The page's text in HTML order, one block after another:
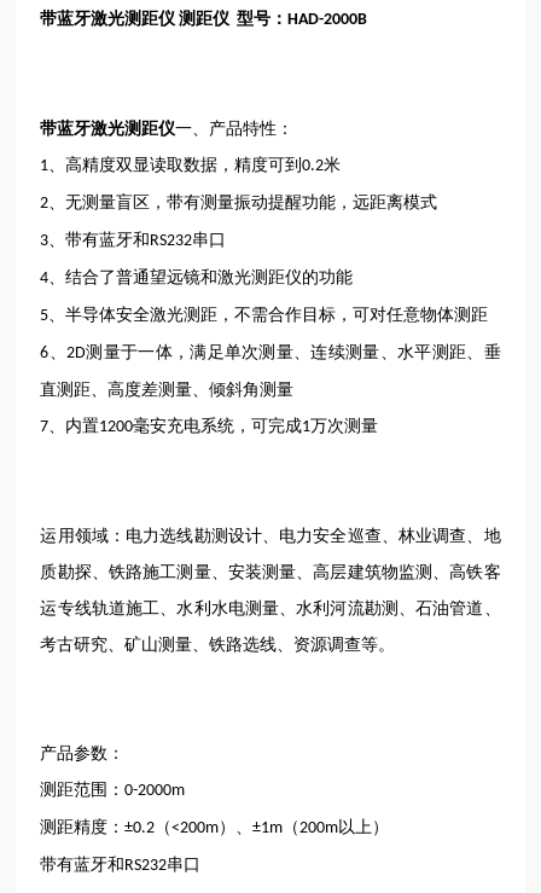
带蓝牙激光测距仪 测距仪 型号：HAD-2000B
带蓝牙激光测距仪一、产品特性：
1 、高精度双显读取数据，精度可到0.2米
2 、无测量盲区，带有测量振动提醒功能，远距离模式
3 、带有蓝牙和 RS232串口
4 、结合了普通望远镜和激光测距仪的功能
5 、半导体安全激光测距，不需合作目标，可对任意物体测距
6 2D测量于一体，满足单次测量、连续测量、水平测距、垂
直测距、高度差测量、倾斜角测量
7 、内置1200毫安充电系统，可完成1万次测量
运用领域：电力选线勘测设计、电力安全巡查、林业调查、地
质勘探、铁路施工测量、安装测量、高层建筑物监测、高铁客
运专线轨道施工、水利水电测量、水利河流勘测、石油管道、
考古研究、矿山测量、铁路选线、资源调查等。
产品参数：
测距范围：0-2000m
测距精度：±0.2 （<200m）、±1m （200m以上）
带有蓝牙和 RS232串口